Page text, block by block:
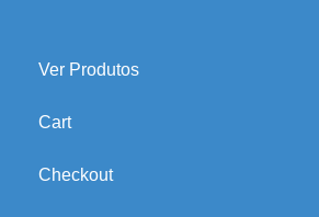
Ver Produtos
Cart
Checkout